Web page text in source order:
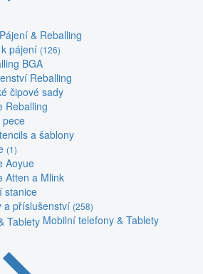
& Reballing
pájení (126)
BGA
Reballing
čipové sady
Reballing
pece
a šablony
(1)
Aoyue
Atten a Mlink
stanice
a příslušenství (258)
Mobilní telefony & Tablety